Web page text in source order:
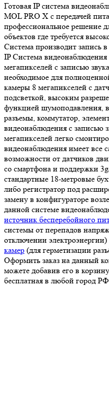
Готовая IP система
MOL PRO X с передачей
профессиональное решение
объектов где требуется
Система производит запись
IP Система
мегапикселей с записью
необходимое для
камеры 8 мегапикселей с
подсветкой, высоким
функцией шумоподавления,
разъемы, коммутатор,
видеонаблюдения с записью
мегапикселей легко
видеонаблюдения имеет все
возможности от датчиков
со смартфона и поддержки
стандартные 18-метровые
либо регистратор под
замену в конфигураторе
данной системе
источник бесперебойного
системы от перепадов
отключении электроэнергии)
камер (для герметизации
Оформить заказ на данный
можете добавив его в
бесплатная в любой город РФ.